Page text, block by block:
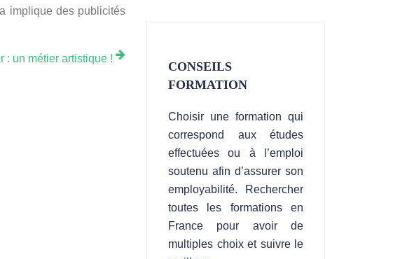
implique des publicités
: un métier artistique !
CONSEILS
FORMATION
Choisir une formation qui
correspond aux études
effectuées ou à l’emploi
soutenu afin d’assurer son
employabilité. Rechercher
toutes les formations en
France pour avoir de
multiples choix et suivre le